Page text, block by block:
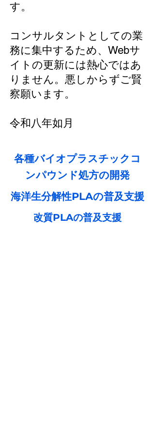
す。
​コンサルタントとしての業
務に集中するため、Webサ
イトの更新には熱心ではあ
りません。悪しからずご賢
察願います。
​令和八年如月
​各種バイオプラスチックコ
ンパウンド処方の開発
海洋生分解性PLAの普及支援
改質PLAの普及支援